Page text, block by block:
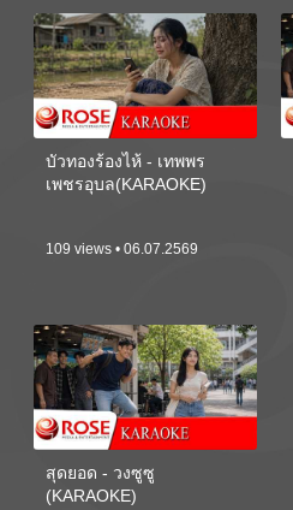
บัวทองร้องไห้ - เทพพร
เพชรอุบล(KARAOKE)
109 views • 06.07.2569
สุดยอด - วงซูซู
(KARAOKE)